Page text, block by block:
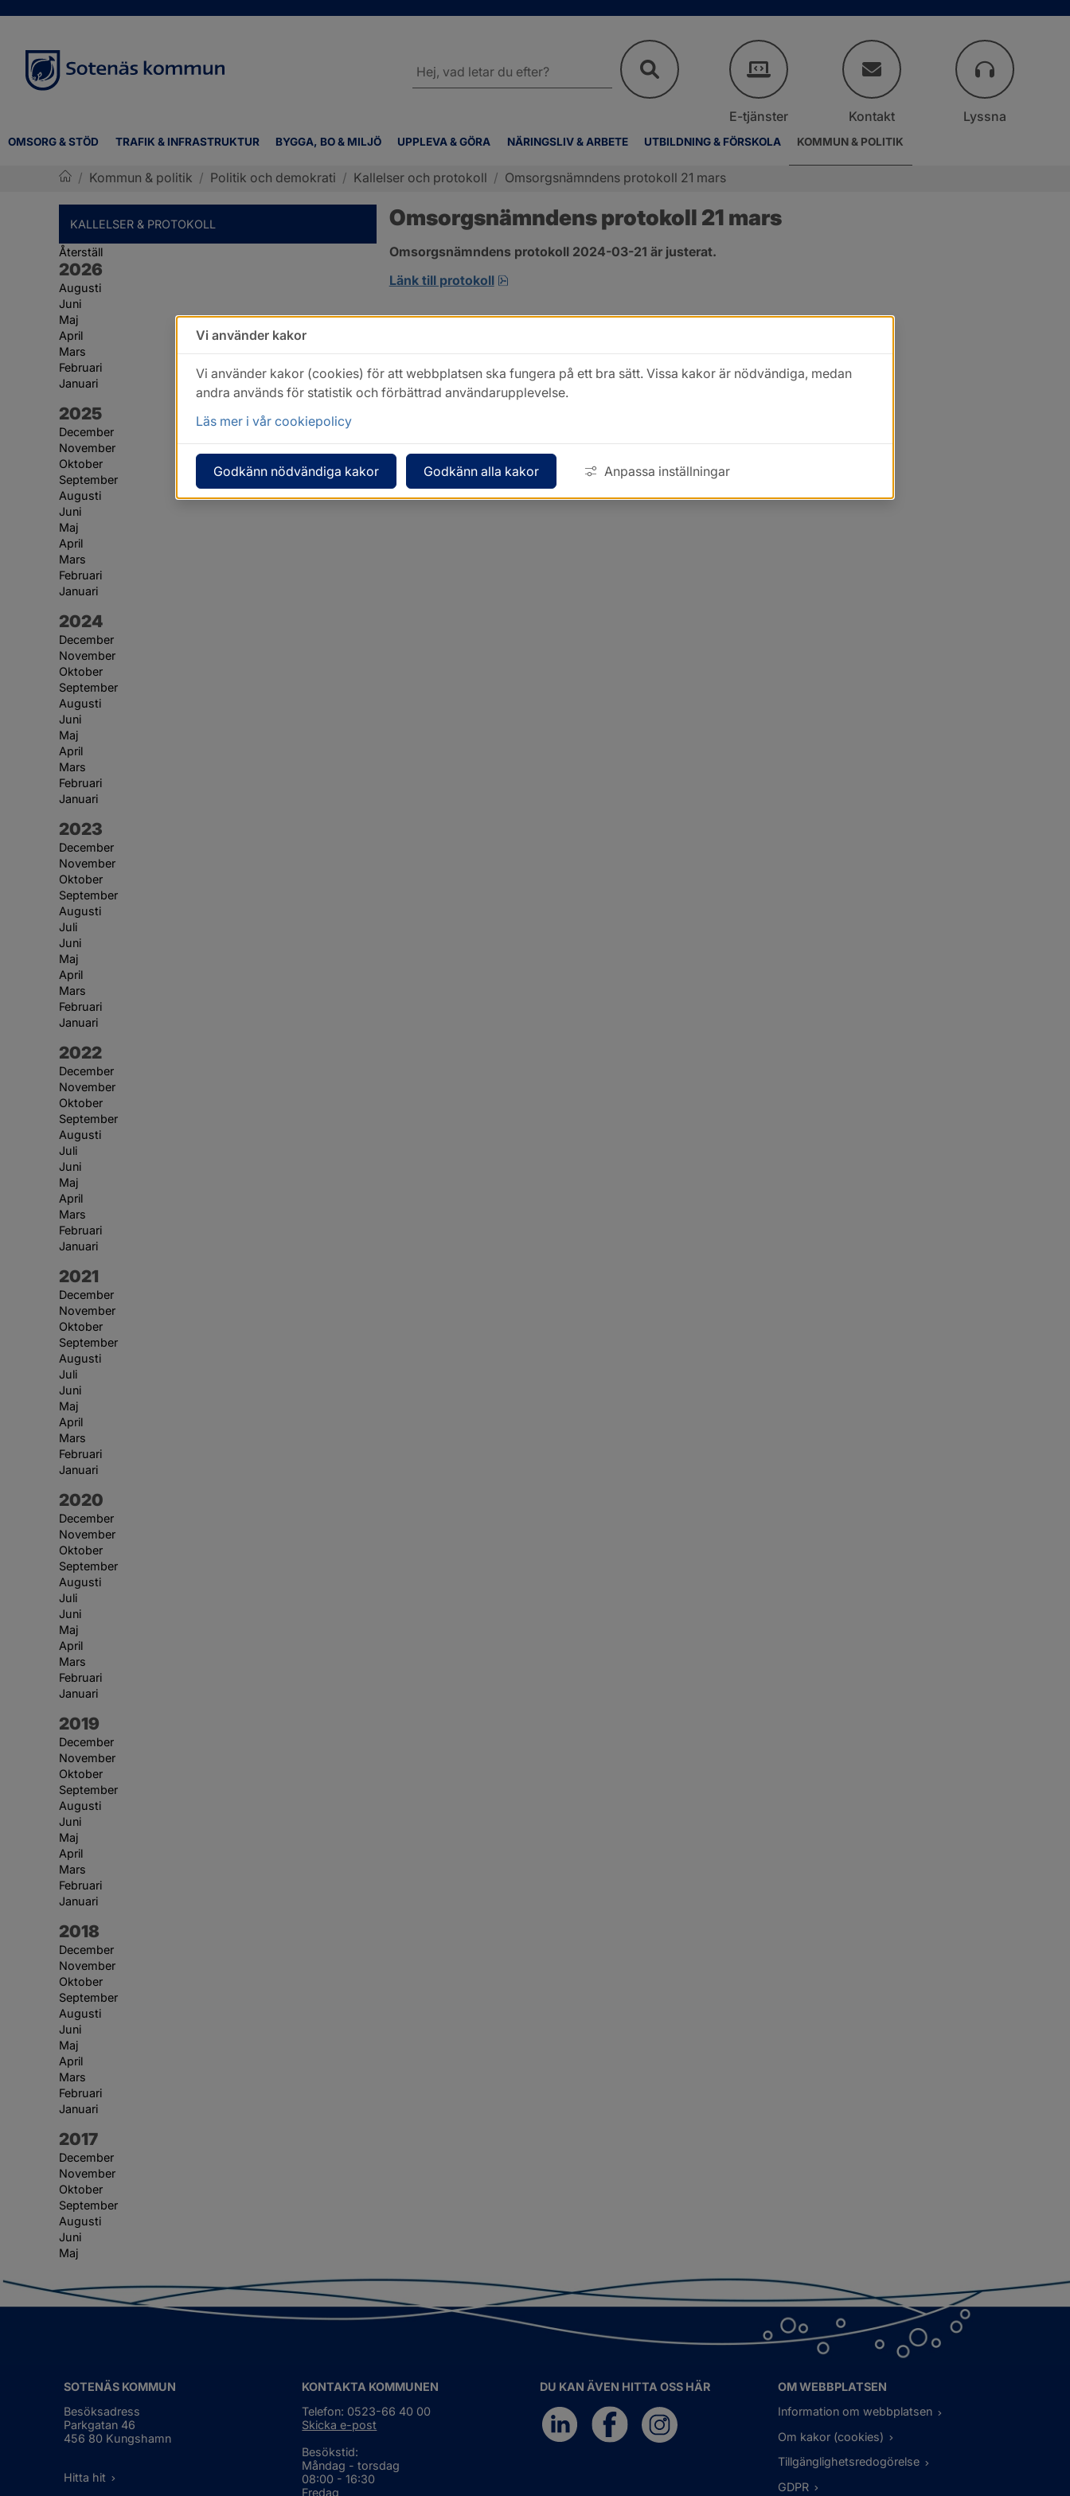
OMSORG & STÖD TRAFIK & INFRASTRUKTUR BYGGA, BO & MILJÖ UPPLEVA & GÖRA NÄRINGSLIV & ARBETE UTBILDNING & FÖRSKOLA KOMMUN & POLITIK
webbplatsen
E-tjänster Kontakt Lyssna
/ Kommun & politik / Politik och demokrati / Kallelser och protokoll / Omsorgsnämndens protokoll 21 mars
KALLELSER & PROTOKOLL
Återställ
År:
2026
Augusti
Juni
Maj
April
Mars
Februari
Januari
År:
2025
December
November
Oktober
September
Augusti
Juni
Maj
April
Mars
Februari
Januari
År:
2024
December
November
Oktober
September
Augusti
Juni
Maj
April
Mars
Februari
Januari
År:
2023
December
November
Oktober
September
Augusti
Juli
Juni
Maj
April
Mars
Februari
Januari
År:
2022
December
November
Oktober
September
Augusti
Juli
Juni
Maj
April
Mars
Februari
Januari
År:
2021
December
November
Oktober
September
Augusti
Juli
Juni
Maj
April
Mars
Februari
Januari
År:
2020
December
November
Oktober
September
Augusti
Juli
Juni
Maj
April
Mars
Februari
Januari
År:
2019
December
November
Oktober
September
Augusti
Juni
Maj
April
Mars
Februari
Januari
År:
2018
December
November
Oktober
September
Augusti
Juni
Maj
April
Mars
Februari
Januari
År:
2017
December
November
Oktober
September
Augusti
Juni
Maj
Omsorgsnämndens protokoll 21 mars
Omsorgsnämndens protokoll 2024-03-21 är justerat.
Länk till protokoll
pdf, 274.2 kB, öppnas i nytt fönster.
SOTENÄS KOMMUN
Besöksadress
Parkgatan 46
456 80 Kungshamn
Hitta hit
KONTAKTA KOMMUNEN
Telefon: 0523-66 40 00
Skicka e-post
Besökstid:
Måndag - torsdag
08:00 - 16:30
Fredag
DU KAN ÄVEN HITTA OSS HÄR
OM WEBBPLATSEN
Information om webbplatsen
Om kakor (cookies)
Tillgänglighetsredogörelse
GDPR
Vi använder kakor
Vi använder kakor (cookies) för att webbplatsen ska fungera på ett bra sätt. Vissa kakor är nödvändiga, medan
andra används för statistik och förbättrad användarupplevelse.
Läs mer i vår cookiepolicy
Godkänn nödvändiga kakor Godkänn alla kakor Anpassa inställningar